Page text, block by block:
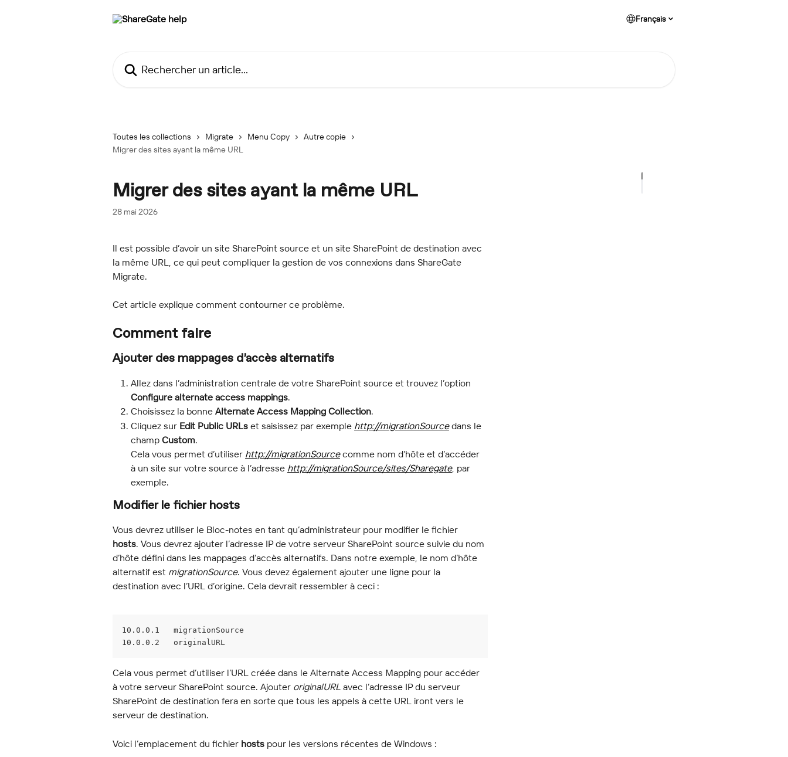
Français
Toutes les collections Migrate Menu Copy
Autre copie
Migrer des sites ayant la même URL
Migrer des sites ayant la même URL
28 mai 2026
Il est possible d’avoir un site SharePoint source et un site SharePoint de destination avec
la même URL, ce qui peut compliquer la gestion de vos connexions dans ShareGate
Migrate.
Cet article explique comment contourner ce problème.
Comment faire
Ajouter des mappages d’accès alternatifs
Allez dans l’administration centrale de votre SharePoint source et trouvez l’option
Configure alternate access mappings.
Choisissez la bonne Alternate Access Mapping Collection.
Cliquez sur Edit Public URLs et saisissez par exemple http://migrationSource dans le
champ Custom.
Cela vous permet d’utiliser http://migrationSource comme nom d’hôte et d’accéder
à un site sur votre source à l’adresse http://migrationSource/sites/Sharegate, par
exemple.
Modifier le fichier hosts
Vous devrez utiliser le Bloc-notes en tant qu’administrateur pour modifier le fichier
hosts. Vous devrez ajouter l’adresse IP de votre serveur SharePoint source suivie du nom
d’hôte défini dans les mappages d’accès alternatifs. Dans notre exemple, le nom d’hôte
alternatif est migrationSource. Vous devez également ajouter une ligne pour la
destination avec l’URL d’origine. Cela devrait ressembler à ceci :
10.0.0.1   migrationSource
10.0.0.2   originalURL
Cela vous permet d’utiliser l’URL créée dans le Alternate Access Mapping pour accéder
à votre serveur SharePoint source. Ajouter originalURL avec l’adresse IP du serveur
SharePoint de destination fera en sorte que tous les appels à cette URL iront vers le
serveur de destination.
Voici l’emplacement du fichier hosts pour les versions récentes de Windows :